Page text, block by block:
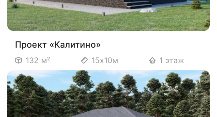
Проект «Калитино»
132 м² 15х10м 1 этаж